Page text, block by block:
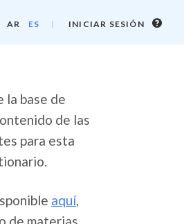
AR ES INICIAR SESIÓN
la base de
de las
para esta
aquí,
de materias